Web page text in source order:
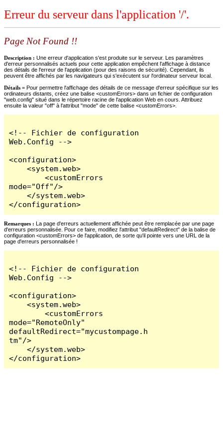
Erreur du serveur dans l'application '/'.
Page Not Found !!
Description : Une erreur d'application s'est produite sur le serveur. Les paramètres
d'erreur personnalisés actuels pour cette application empêchent l'affichage à distance
des détails de l'erreur de l'application (pour des raisons de sécurité). Cependant, ils
peuvent être affichés par les navigateurs qui s'exécutent sur l'ordinateur serveur local.
Détails = Pour permettre l'affichage des détails de ce message d'erreur spécifique sur les
ordinateurs distants, créez une balise <customErrors> dans un fichier de configuration
"web.config" situé dans le répertoire racine de l'application Web en cours. Attribuez
ensuite la valeur "off" à l'attribut "mode" de cette balise <customErrors>.
<!-- Fichier de configuration
Web.Config -->
<configuration>
    <system.web>
        <customErrors
mode="Off"/>
    </system.web>
</configuration>
Remarques : La page d'erreurs actuellement affichée peut être remplacée par une page
d'erreurs personnalisée. Pour ce faire, modifiez l'attribut "defaultRedirect" de la balise de
configuration <customErrors> de l'application, de sorte qu'il pointe vers une URL de la
page d'erreurs personnalisée !
<!-- Fichier de configuration
Web.Config -->
<configuration>
    <system.web>
        <customErrors
mode="RemoteOnly"
defaultRedirect="mycustompage.h
tm"/>
    </system.web>
</configuration>